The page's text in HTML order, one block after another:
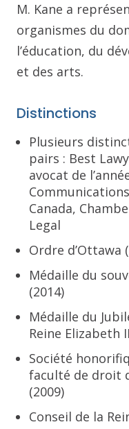
M. Kane a
organismes du
l’éducation, du
et des arts.
Distinctions
Plusieurs
pairs : Best
avocat de
Canada,
Legal
Ordre d’Ottawa
Médaille du
(2014)
Médaille du
Reine Elizabeth
Société
faculté de droit
(2009)
Conseil de la